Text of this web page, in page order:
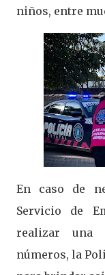
niños, entre
En caso de
Servicio de
realizar una
números, la